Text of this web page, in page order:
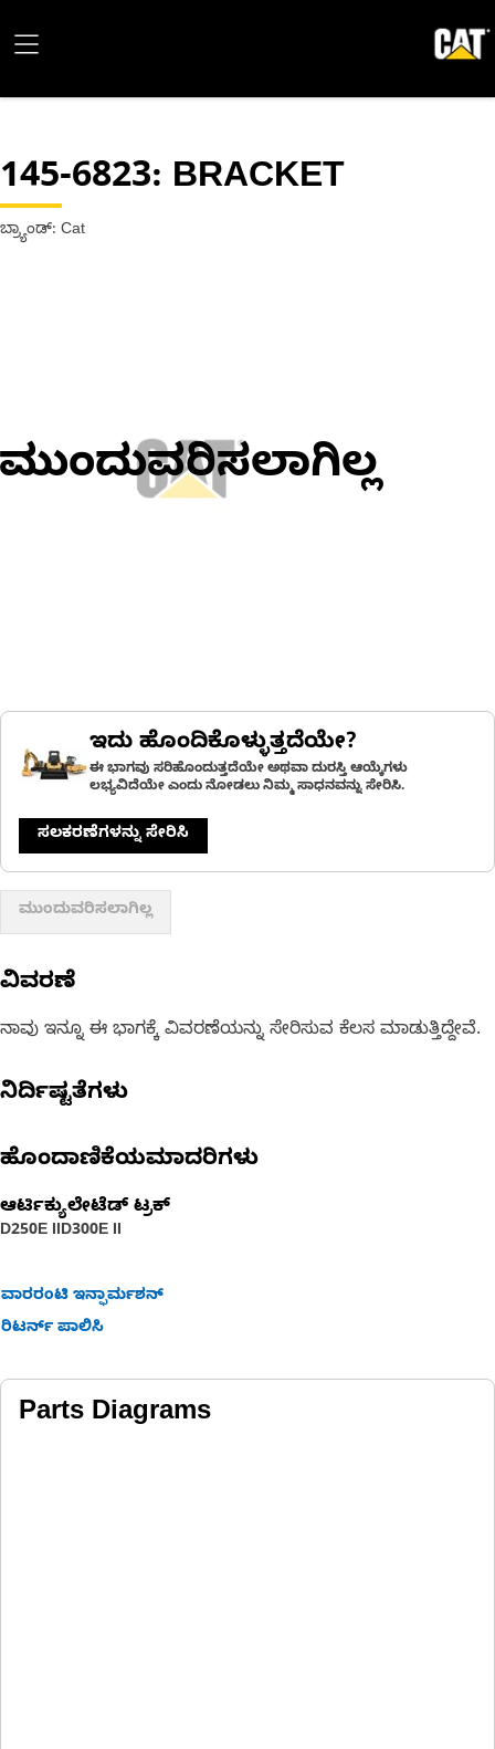
145-6823: BRACKET
ಬ್ರ್ಯಾಂಡ್: Cat
ಮುಂದುವರಿಸಲಾಗಿಲ್ಲ
ಇದು ಹೊಂದಿಕೊಳ್ಳುತ್ತದೆಯೇ?
ಈ ಭಾಗವು ಸರಿಹೊಂದುತ್ತದೆಯೇ ಅಥವಾ ದುರಸ್ತಿ ಆಯ್ಕೆಗಳು
ಲಭ್ಯವಿದೆಯೇ ಎಂದು ನೋಡಲು ನಿಮ್ಮ ಸಾಧನವನ್ನು ಸೇರಿಸಿ.
ಸಲಕರಣೆಗಳನ್ನು ಸೇರಿಸಿ
ಮುಂದುವರಿಸಲಾಗಿಲ್ಲ
ವಿವರಣೆ
ನಾವು ಇನ್ನೂ ಈ ಭಾಗಕ್ಕೆ ವಿವರಣೆಯನ್ನು ಸೇರಿಸುವ ಕೆಲಸ ಮಾಡುತ್ತಿದ್ದೇವೆ.
ನಿರ್ದಿಷ್ಟತೆಗಳು
ಹೊಂದಾಣಿಕೆಯಮಾದರಿಗಳು
ಆರ್ಟಿಕ್ಯುಲೇಟೆಡ್ ಟ್ರಕ್
D250E IID300E II
ವಾರರಂಟಿ ಇನ್ಫಾರ್ಮಶನ್
ರಿಟರ್ನ್ ಪಾಲಿಸಿ
Parts Diagrams